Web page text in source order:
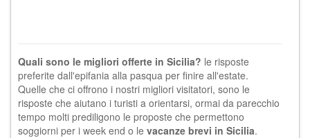
Quali sono le migliori offerte in Sicilia? le risposte
preferite dall'epifania alla pasqua per finire all'estate.
Quelle che ci offrono i nostri migliori visitatori, sono le
risposte che aiutano i turisti a orientarsi, ormai da parecchio
tempo molti prediligono le proposte che permettono
soggiorni per i week end o le vacanze brevi in Sicilia.